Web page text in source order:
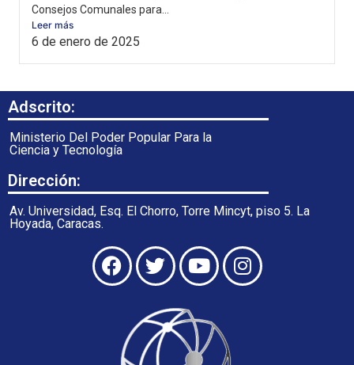
Consejos Comunales para...
Leer más
6 de enero de 2025
Adscrito:
Ministerio Del Poder Popular Para la
Ciencia y Tecnología
Dirección:
Av. Universidad, Esq. El Chorro, Torre Mincyt, piso 5. La
Hoyada, Caracas.